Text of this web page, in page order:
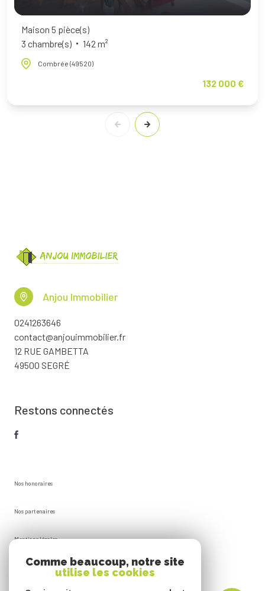
Maison 5 pièce(s)
3 chambre(s)
142 m²
Combrée (49520)
132 000 €
Anjou Immobilier
0241263646
contact@anjouimmobilier.fr
12 RUE GAMBETTA
49500 SEGRÉ
Restons connectés
Nos honoraires
Nos partenaires
Mentions légales
Plan du site
Comme beaucoup, notre site
utilise les cookies